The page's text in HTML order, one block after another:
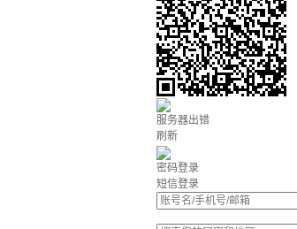
服务器出错
刷新
密码登录
短信登录